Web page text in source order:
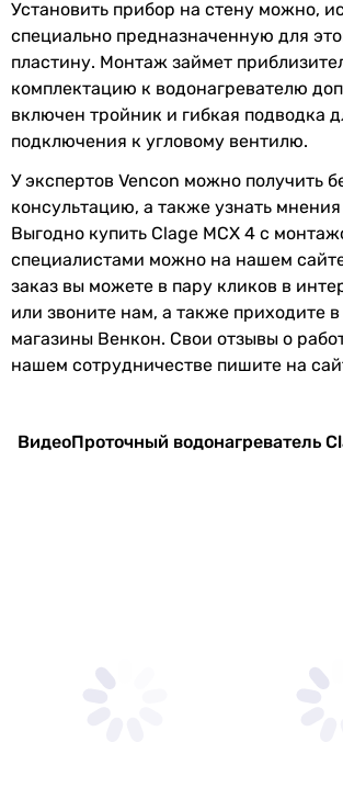
воды
Подключение
сверху
Подключение
холодной воды
3/8 ″
Подключение
горячей воды
3/8 ″
нержавеющая
Производство Германия
Энергоэффективность
Установить прибор на стену можно,
специально предназначенную для
пластину. Монтаж займет
комплектацию к водонагревателю
включен тройник и гибкая подводка
подключения к угловому вентилю.
У экспертов Vencon можно получить
консультацию, а также узнать мнения
Выгодно купить Clage MCX 4 с
специалистами можно на нашем
заказ вы можете в пару кликов в
или звоните нам, а также приходите
магазины Венкон. Свои отзывы о
нашем сотрудничестве пишите на
ВидеоПроточный водонагреватель